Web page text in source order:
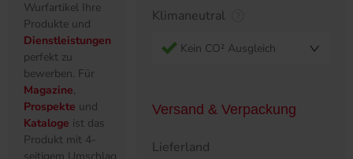
Wurfartikel Ihre
Produkte und
Dienstleistungen
perfekt zu
bewerben. Für
Magazine,
Prospekte und
Kataloge ist das
Produkt mit 4-
Klimaneutral
Kein CO² Ausgleich
Versand & Verpackung
Lieferland